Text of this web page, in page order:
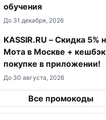
обучения
До 31 декабря, 2026
KASSIR.RU – Скидка 5%
Мота в Москве +
покупке в приложении!
До 30 августа, 2026
Все промокоды